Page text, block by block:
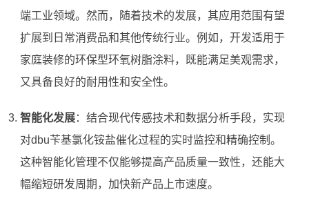
端工业领域。然而，随着技术的发展，其应用范围有望
扩展到日常消费品和其他传统行业。例如，开发适用于
家庭装修的环保型环氧树脂涂料，既能满足美观需求，
又具备良好的耐用性和安全性。
智能化发展：结合现代传感技术和数据分析手段，实现
对dbu苄基氯化铵盐催化过程的实时监控和精确控制。
这种智能化管理不仅能够提高产品质量一致性，还能大
幅缩短研发周期，加快新产品上市速度。